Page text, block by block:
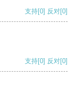
支持[0] 反对[0]
支持[0] 反对[0]